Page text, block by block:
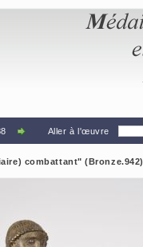
Aller à l'œuvre
combattant" (Bronze.942)